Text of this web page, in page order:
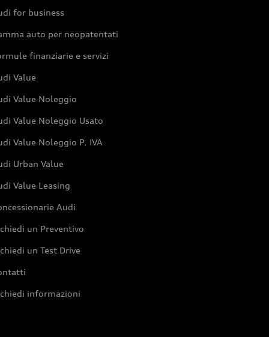
for business
auto per neopatentati
finanziarie e servizi
Value
Value Noleggio
Value Noleggio Usato
Value Noleggio P. IVA
Urban Value
Value Leasing
Audi
un Preventivo
un Test Drive
informazioni